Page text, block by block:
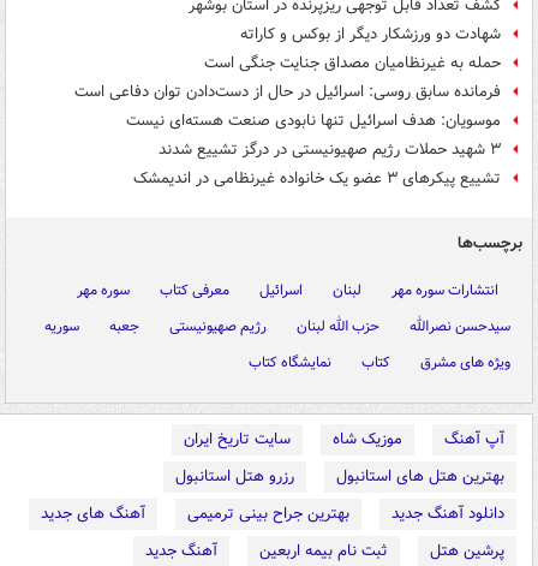
کشف تعداد قابل توجهی ریزپرنده در استان بوشهر
شهادت دو ورزشکار دیگر از بوکس و کاراته
حمله به غیرنظامیان مصداق جنایت جنگی است
فرمانده سابق روسی: اسرائیل در حال از دست‌دادن توان دفاعی است
موسویان: هدف اسرائیل تنها نابودی صنعت هسته‌ای نیست
۳ شهید حملات رژیم صهیونیستی در درگز تشییع شدند
تشییع پیکرهای ۳ عضو یک خانواده غیرنظامی در اندیمشک
برچسب‌ها
انتشارات سوره مهر لبنان اسرائیل معرفی کتاب
سوره مهر
سیدحسن نصرالله
حزب الله لبنان رژیم صهیونیستی جعبه
سوریه
ویژه های مشرق
کتاب نمایشگاه کتاب
آپ آهنگ موزیک شاه
سایت تاریخ ایران
بهترین هتل های استانبول
رزرو هتل استانبول
دانلود آهنگ جدید
بهترین جراح بینی ترمیمی
آهنگ های جدید
پرشین هتل
ثبت نام بیمه اربعین
آهنگ جدید